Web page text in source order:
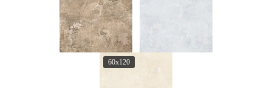
60x120